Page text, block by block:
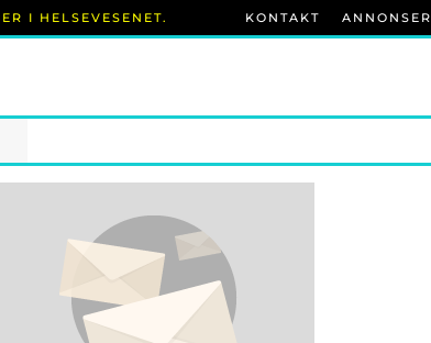
I HELSEVESENET. KONTAKT ANNONSER